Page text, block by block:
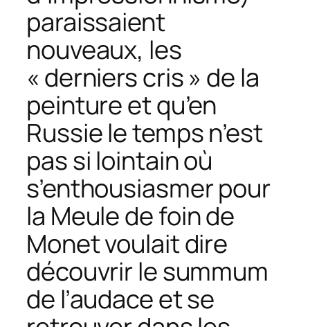
paraissaient
nouveaux, les
« derniers cris » de la
peinture et qu’en
Russie le temps n’est
pas si lointain où
s’enthousiasmer pour
la Meule de foinde
Monet voulait dire
découvrir le summum
de l’audace et se